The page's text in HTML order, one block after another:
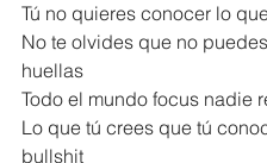
Tú no quieres conocer lo
No te olvides que no
huellas
Todo el mundo focus nadie
Lo que tú crees que tú
bullshit